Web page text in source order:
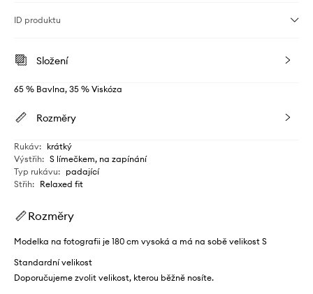
ID produktu
Složení
65 % Bavlna, 35 % Viskóza
Rozměry
Rukáv: krátký
Výstřih: S límečkem, na zapínání
Typ rukávu: padající
Střih: Relaxed fit
Rozměry
Modelka na fotografii je 180 cm vysoká a má na sobě velikost S
Standardní velikost
Doporučujeme zvolit velikost, kterou běžně nosíte.